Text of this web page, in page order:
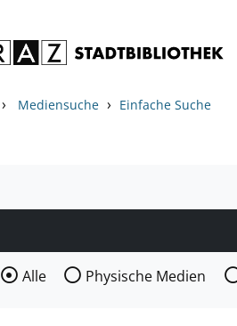
› Mediensuche › Einfache Suche
Wählen Sie die Medienart nach der
Alle Physische Medien